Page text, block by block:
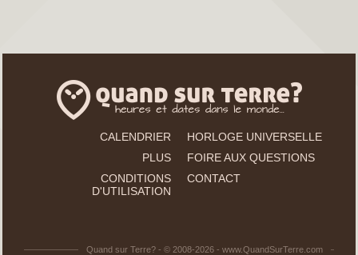
CALENDRIER
HORLOGE UNIVERSELLE
PLUS
FOIRE AUX QUESTIONS
CONDITIONS
D'UTILISATION
CONTACT
Quand sur Terre? - © 2008-2026 - www.QuandSurTerre.com